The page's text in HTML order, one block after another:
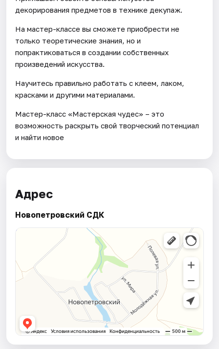
декорирования предметов в технике декупаж.
На мастер-классе вы сможете приобрести не
только теоретические знания, но и
попрактиковаться в создании собственных
произведений искусства.
Научитесь правильно работать с клеем, лаком,
красками и другими материалами.
Мастер-класс «Мастерская чудес» – это
возможность раскрыть свой творческий потенциал
и найти новое
Адрес
Новопетровский СДК